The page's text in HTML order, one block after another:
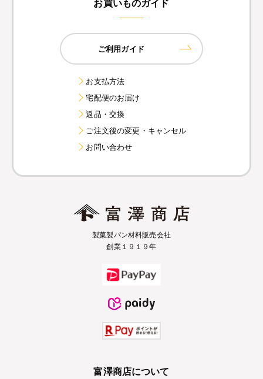
お買いものガイド
ご利用ガイド
お支払方法
宅配便のお届け
返品・交換
ご注文後の変更・キャンセル
お問い合わせ
製菓製パン材料販売会社
創業１９１９年
富澤商店について